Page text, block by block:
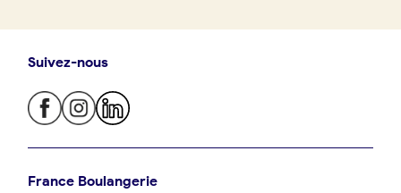
Je trouve ma boulangerie
Suivez-nous
France Boulangerie